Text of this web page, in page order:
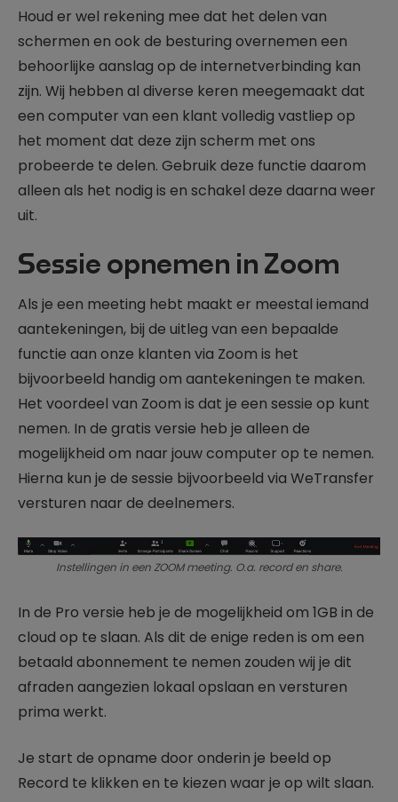
Houd er wel rekening mee dat het delen van
schermen en ook de besturing overnemen een
behoorlijke aanslag op de internetverbinding kan
zijn. Wij hebben al diverse keren meegemaakt dat
een computer van een klant volledig vastliep op
het moment dat deze zijn scherm met ons
probeerde te delen. Gebruik deze functie daarom
alleen als het nodig is en schakel deze daarna weer
uit.
Sessie opnemen in Zoom
Als je een meeting hebt maakt er meestal iemand
aantekeningen, bij de uitleg van een bepaalde
functie aan onze klanten via Zoom is het
bijvoorbeeld handig om aantekeningen te maken.
Het voordeel van Zoom is dat je een sessie op kunt
nemen. In de gratis versie heb je alleen de
mogelijkheid om naar jouw computer op te nemen.
Hierna kun je de sessie bijvoorbeeld via WeTransfer
versturen naar de deelnemers.
Instellingen in een ZOOM meeting. O.a. record en share.
In de Pro versie heb je de mogelijkheid om 1GB in de
cloud op te slaan. Als dit de enige reden is om een
betaald abonnement te nemen zouden wij je dit
afraden aangezien lokaal opslaan en versturen
prima werkt.
Je start de opname door onderin je beeld op
Record te klikken en te kiezen waar je op wilt slaan.